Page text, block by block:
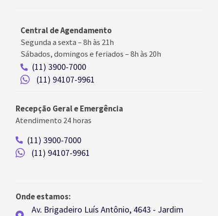
Central de Agendamento
Segunda a sexta –8h às 21h
Sábados, domingos e feriados–8h às 20h
(11) 3900-7000
(11) 94107-9961
Recepção Geral e Emergência
Atendimento 24 horas
(11) 3900-7000
(11) 94107-9961
Onde estamos:
Av. Brigadeiro Luís Antônio, 4643 - Jardim